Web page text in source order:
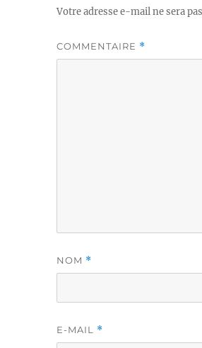
Votre adresse e-mail ne sera
COMMENTAIRE *
NOM *
E-MAIL *